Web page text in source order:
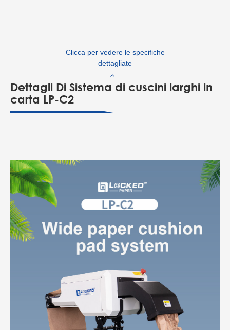
Clicca per vedere le specifiche
dettagliate
Dettagli Di Sistema di cuscini larghi in
carta LP-C2